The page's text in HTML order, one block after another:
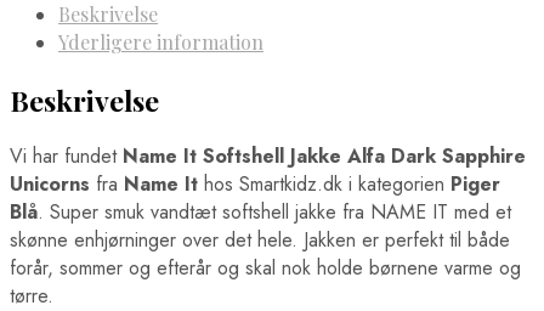
Beskrivelse
Yderligere information
Beskrivelse
Vi har fundet Name It Softshell Jakke Alfa Dark Sapphire
Unicorns fra Name It hos Smartkidz.dk i kategorien Piger
Blå. Super smuk vandtæt softshell jakke fra NAME IT med et
skønne enhjørninger over det hele. Jakken er perfekt til både
forår, sommer og efterår og skal nok holde børnene varme og
tørre.